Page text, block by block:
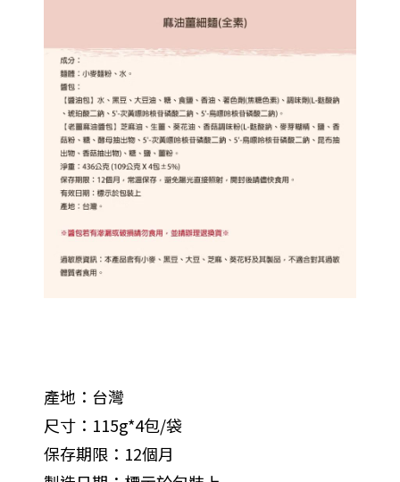
產地：台灣
尺寸：115g*4包/袋
保存期限：12個月